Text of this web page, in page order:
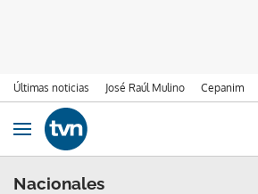
Últimas noticias José Raúl Mulino Cepanim
Ir al contenido
Obrir navegació
Nacionales